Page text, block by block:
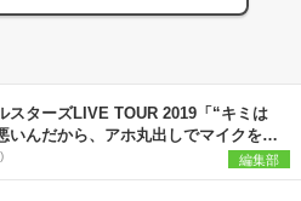
スターズLIVE TOUR 2019「“キミは
いんだから、アホ丸出しでマイクを握
!? ふざけるな!!」ライブセットリス
め
編集部